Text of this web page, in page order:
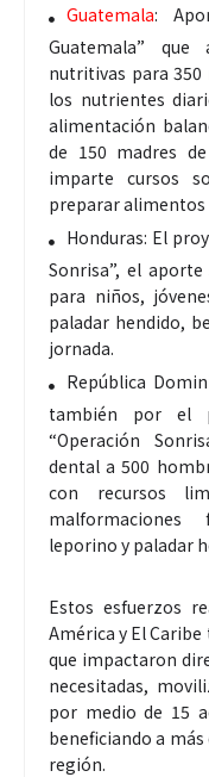
Guatemala:
Guatemala”
nutritivas para 350
los nutrientes
alimentación
de 150 madres
imparte cursos
preparar
Honduras: El
Sonrisa”, el
para niños,
paladar hendido,
jornada.
República
también por el
“Operación
dental a 500
con recursos
malformaciones
leporino y paladar
Estos esfuerzos
América y El
que impactaron
necesitadas,
por medio de 15
beneficiando a
región.